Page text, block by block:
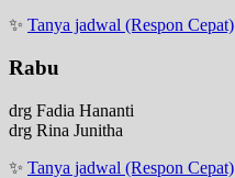
✨ Tanya jadwal (Respon Cepat)
Rabu
drg Fadia Hananti
drg Rina Junitha
✨ Tanya jadwal (Respon Cepat)